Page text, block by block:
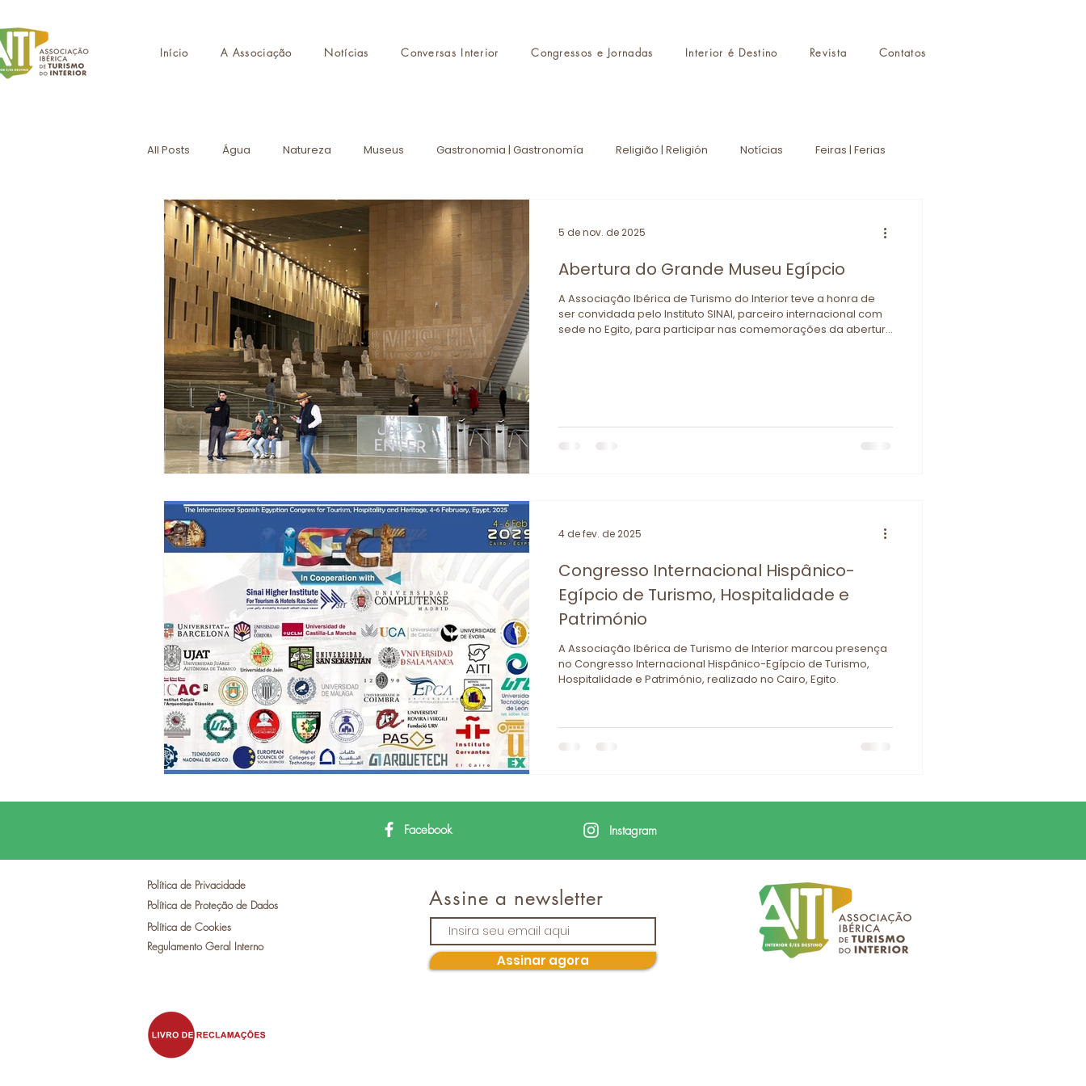
Início A Associação Notícias Conversas Interior Congressos e Jornadas Interior é Destino Revista Contatos
All Posts Água Natureza Museus Gastronomia | Gastronomía Religião | Religión Notícias Feiras | Ferias
Destinos de Autor Monumentos Eventos AITI
CMTI Formação Turismo de Portugal Academia Digital Abertura do Grande Museu Egípcio
A Associação Ibérica de Turismo do Interior teve a honra de
ser convidada pelo Instituto SINAI, parceiro internacional com
sede no Egito, para participar nas comemorações da abertura
5 de nov. de 2025
Congresso Internacional Hispânico-
Egípcio de Turismo, Hospitalidade e
Património
A Associação Ibérica de Turismo de Interior marcou presença
no Congresso Internacional Hispânico-Egípcio de Turismo,
Hospitalidade e Património, realizado no Cairo, Egito.
4 de fev. de 2025
Facebook Instagram
Política de Privacidade
Política de Proteção de Dados
Política de Cookies
Regulamento Geral Interno
Assine a newsletter
Assinar agora